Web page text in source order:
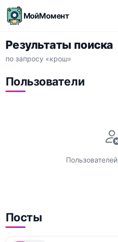
МойМомент
Результаты поиска
по запросу «крош»
Пользователи
Посты